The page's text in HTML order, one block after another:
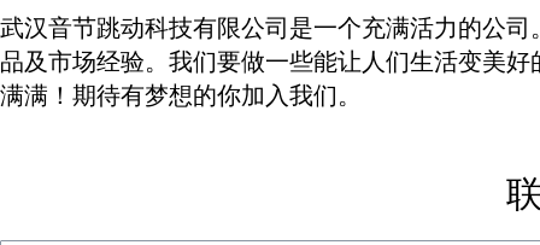
武汉音节跳动科技有限公司是一个充满活力的公
品及市场经验。我们要做一些能让人们生活变美
满满！期待有梦想的你加入我们。